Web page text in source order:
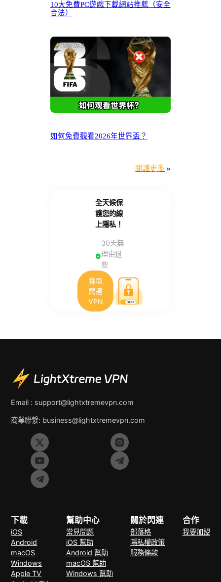
10大免費PC遊戲下載網站推薦（安全
合法）
如何免費觀看2026年世界盃？
閱讀更多 »
全天候保
護您的線
上隱私！
30天無
理由退
款
獲取
閃連
VPN
Email : support@lightxtremevpn.com
商業聯繫: business@lightxtremevpn.com
下載
iOS
Android
macOS
Windows
Apple TV
幫助中心
常見問題
iOS 幫助
Android 幫助
macOS 幫助
Windows 幫助
關於閃連
部落格
隱私權政策
服務條款
合作
我要加盟